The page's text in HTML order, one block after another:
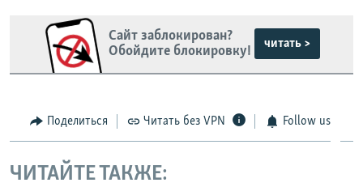
Сайт заблокирован?
Обойдите блокировку!
читать >
Поделиться Читать без VPN Follow us
ЧИТАЙТЕ ТАКЖЕ: